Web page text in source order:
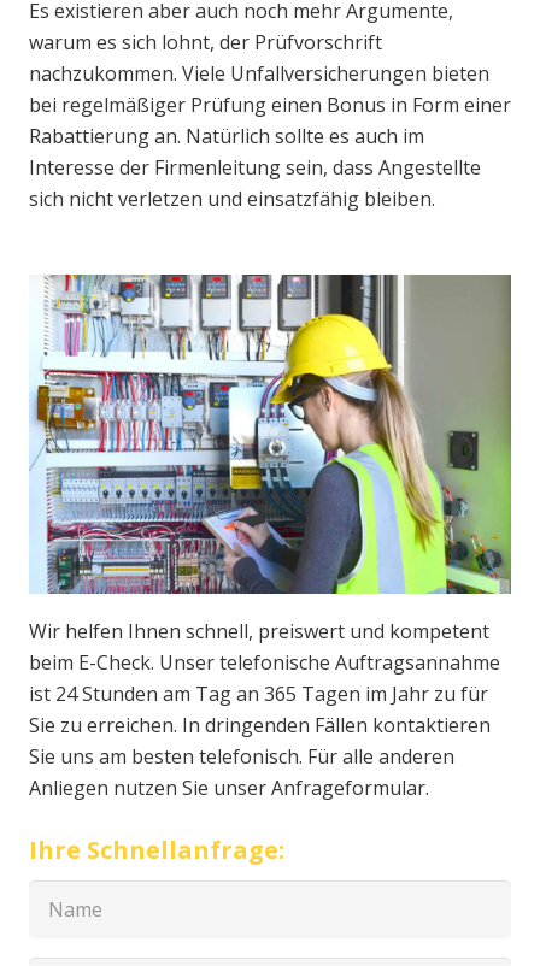
Es existieren aber auch noch mehr Argumente,
warum es sich lohnt, der Prüfvorschrift
nachzukommen. Viele Unfallversicherungen bieten
bei regelmäßiger Prüfung einen Bonus in Form einer
Rabattierung an. Natürlich sollte es auch im
Interesse der Firmenleitung sein, dass Angestellte
sich nicht verletzen und einsatzfähig bleiben.
Wir helfen Ihnen schnell, preiswert und kompetent
beim E-Check. Unser telefonische Auftragsannahme
ist 24 Stunden am Tag an 365 Tagen im Jahr zu für
Sie zu erreichen. In dringenden Fällen kontaktieren
Sie uns am besten telefonisch. Für alle anderen
Anliegen nutzen Sie unser Anfrageformular.
Ihre Schnellanfrage: